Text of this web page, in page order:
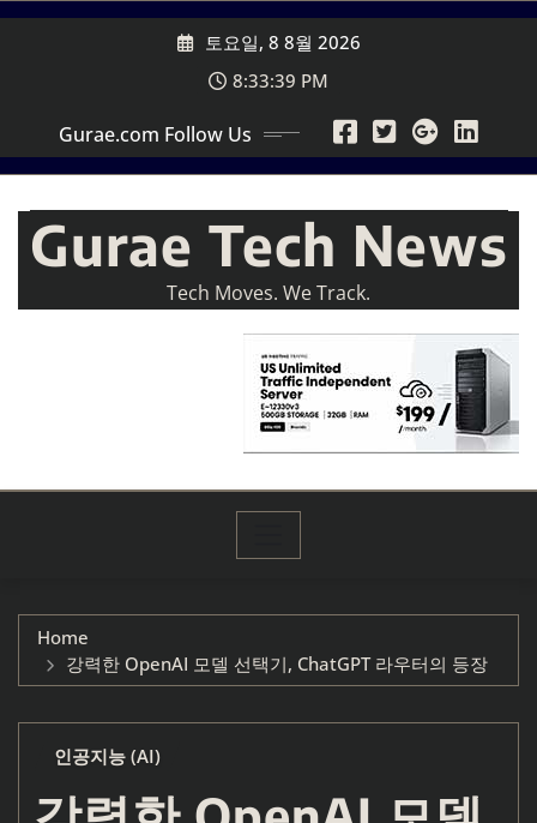
Skip
토요일, 8 8월 2026
8:33:41 PM
Gurae.com Follow Us
Gurae Tech News
Tech Moves. We Track.
Home
강력한 OpenAI 모델 선택기, ChatGPT 라우터의 등장
인공지능 (AI)